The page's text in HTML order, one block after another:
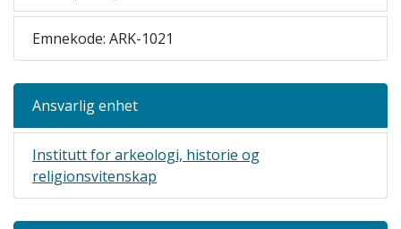
Emnekode: ARK-1021
Ansvarlig enhet
Institutt for arkeologi, historie og
religionsvitenskap